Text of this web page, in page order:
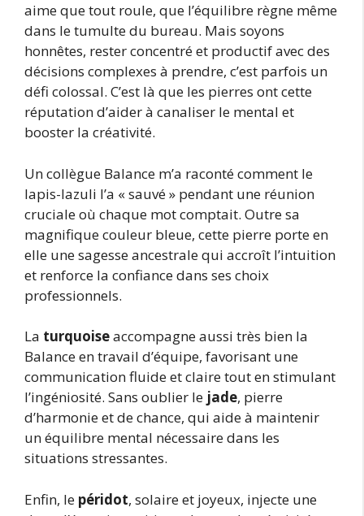
aime que tout roule, que l’équilibre règne même
dans le tumulte du bureau. Mais soyons
honnêtes, rester concentré et productif avec des
décisions complexes à prendre, c’est parfois un
défi colossal. C’est là que les pierres ont cette
réputation d’aider à canaliser le mental et
booster la créativité.
Un collègue Balance m’a raconté comment le
lapis-lazuli l’a « sauvé » pendant une réunion
cruciale où chaque mot comptait. Outre sa
magnifique couleur bleue, cette pierre porte en
elle une sagesse ancestrale qui accroît l’intuition
et renforce la confiance dans ses choix
professionnels.
La turquoiseaccompagne aussi très bien la
Balance en travail d’équipe, favorisant une
communication fluide et claire tout en stimulant
l’ingéniosité. Sans oublier le jade, pierre
d’harmonie et de chance, qui aide à maintenir
un équilibre mental nécessaire dans les
situations stressantes.
Enfin, le péridot, solaire et joyeux, injecte une